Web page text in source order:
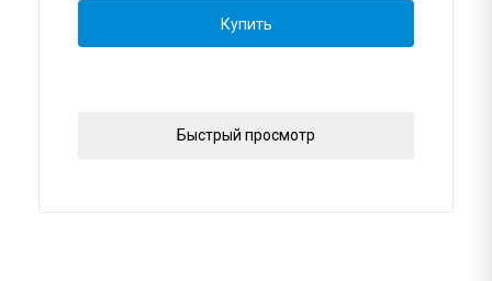
Купить
Быстрый просмотр